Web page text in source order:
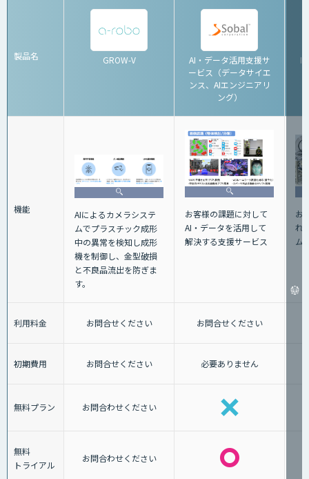
製品名 GROW-V
AI・データ活用支援サ
ービス（データサイエ
ンス、AIエンジニアリ
ング）
機能
AIによるカメラシステ
ムでプラスチック成形
中の異常を検知し成形
機を制御し、金型破損
と不良品流出を防ぎま
す。
お客様の課題に対して
AI・データを活用して
解決する支援サービス
お
れ
ム
利用料金 お問合せください お問合せください
初期費用 お問合せください 必要ありません
無料プラン お問合わせください
無料
トライアル
お問合わせください